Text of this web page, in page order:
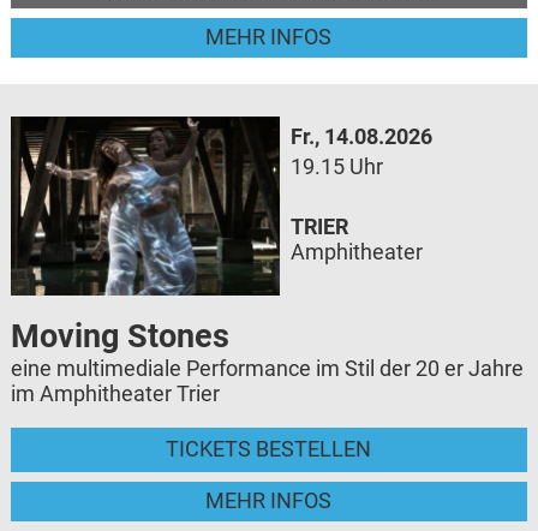
MEHR INFOS
Fr., 14.08.2026
19.15 Uhr
Moving Stones
eine multimediale Performance im Stil der 20 er Jahre
im Amphitheater Trier
TICKETS BESTELLEN
MEHR INFOS
TRIER
Amphitheater